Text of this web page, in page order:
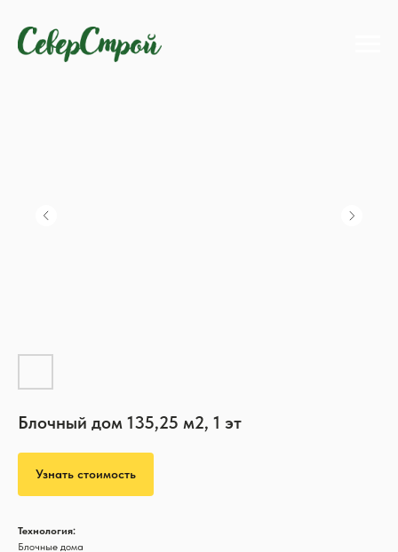
Блочный дом 135,25 м2, 1 эт
Узнать стоимость
Технология:
Блочные дома